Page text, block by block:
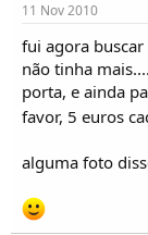
11 Nov 2010
fui agora
não tinha
porta, e ainda
favor, 5 euros
alguma foto